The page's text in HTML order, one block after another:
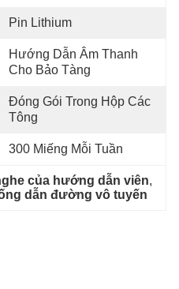
Pin Lithium
Hướng Dẫn Âm Thanh
Cho Bảo Tàng
Đóng Gói Trong Hộp Các
Tông
300 Miếng Mỗi Tuần
của hướng dẫn viên
dẫn đường vô tuyến